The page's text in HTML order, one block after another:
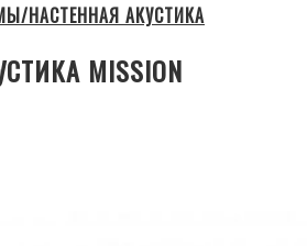
НАСТЕННАЯ АКУСТИКА
MISSION